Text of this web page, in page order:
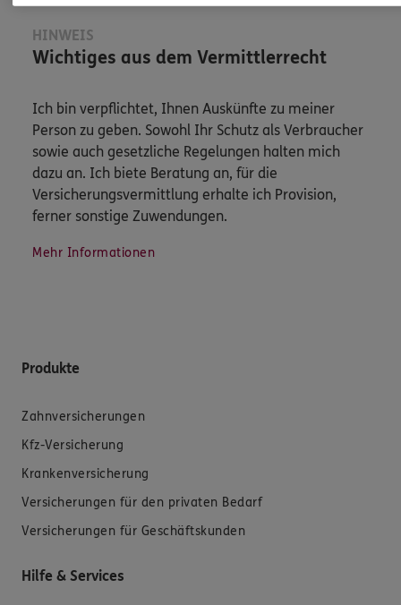
HINWEIS
Wichtiges aus dem Vermittlerrecht
Ich bin verpflichtet, Ihnen Auskünfte zu meiner
Person zu geben. Sowohl Ihr Schutz als Verbraucher
sowie auch gesetzliche Regelungen halten mich
dazu an. Ich biete Beratung an, für die
Versicherungsvermittlung erhalte ich Provision,
ferner sonstige Zuwendungen.
Mehr Informationen
Produkte
Zahnversicherungen
Kfz-Versicherung
Krankenversicherung
Versicherungen für den privaten Bedarf
Versicherungen für Geschäftskunden
Hilfe & Services